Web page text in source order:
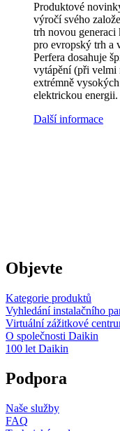
Produktové
výročí svého
trh novou generaci
pro evropský trh a
Perfera dosahuje
vytápění (při velmi
extrémně
elektrickou energii.
Další informace
Objevte
Kategorie produktů
Vyhledání instalačního
Virtuální zážitkové
O společnosti Daikin
100 let Daikin
Podpora
Naše služby
FAQ